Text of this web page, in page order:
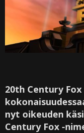
20th Century
nyt oikeuden
Century Fox -